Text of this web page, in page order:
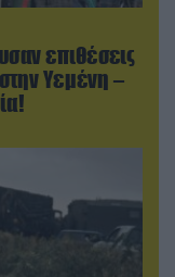
επιθέσεις
Υεμένη –